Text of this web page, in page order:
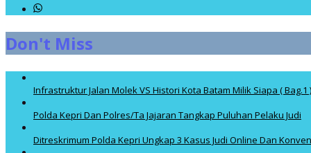
Don't Miss
Infrastruktur Jalan Molek VS Histori Kota Batam Milik Siapa ( Bag.1 )
Polda Kepri Dan Polres/Ta Jajaran Tangkap Puluhan Pelaku Judi
Ditreskrimum Polda Kepri Ungkap 3 Kasus Judi Online Dan